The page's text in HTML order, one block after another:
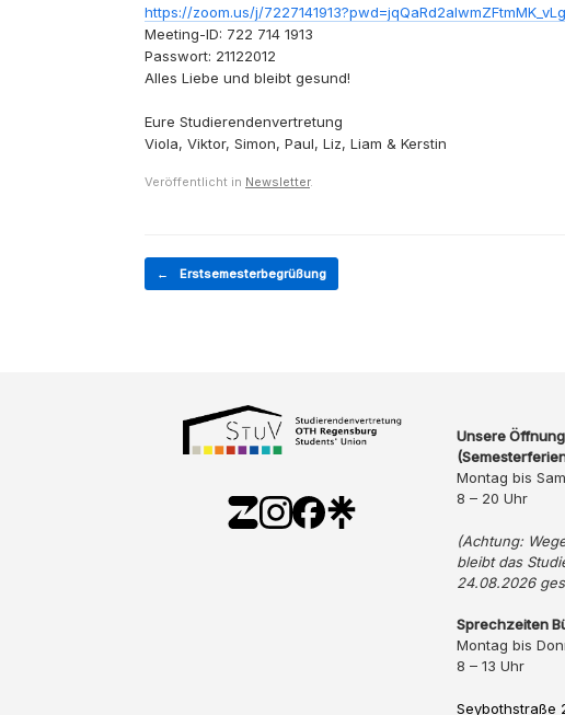
https://zoom.us/j/
Meeting-ID: 722 714 1913
Passwort: 21122012
Alles Liebe und bleibt gesund!
Eure Studierendenvertretung
Viola, Viktor, Simon, Paul, Liz, Liam & Kerstin
Veröffentlicht in Newsletter.
Beitragsnavigation
← Erstsemesterbegrüßung
Unsere
Montag bis
8 – 20 Uhr
(Achtung:
bleibt das
24.08.2026
Sprechzeiten
Montag bis
8 – 13 Uhr
Seybothstraße